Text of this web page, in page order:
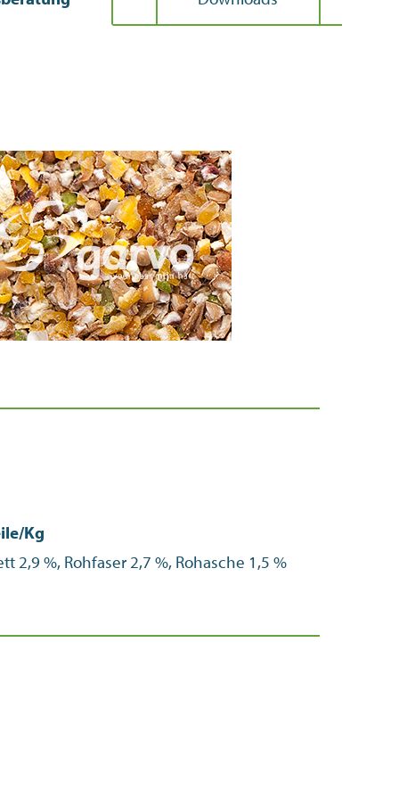
Kg
2,9 %, Rohfaser 2,7 %, Rohasche 1,5 %